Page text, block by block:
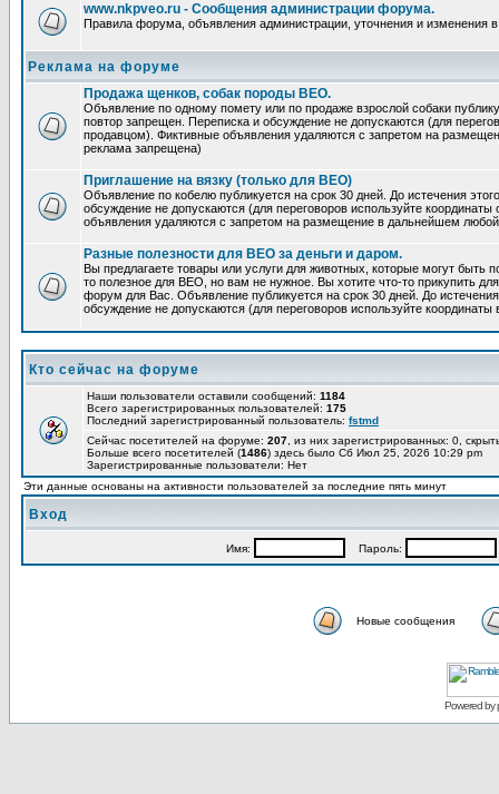
www.nkpveo.ru - Сообщения администрации форума.
Правила форума, объявления администрации, уточнения и изменения
Реклама на форуме
Продажа щенков, собак породы ВЕО.
Объявление по одному помету или по продаже взрослой собаки
повтор запрещен. Переписка и обсуждение не допускаются (для
продавцом). Фиктивные объявления удаляются с запретом на
реклама запрещена)
Приглашение на вязку (только для ВЕО)
Объявление по кобелю публикуется на срок 30 дней. До истечения
обсуждение не допускаются (для переговоров используйте
объявления удаляются с запретом на размещение в дальнейшем
Разные полезности для ВЕО за деньги и даром.
Вы предлагаете товары или услуги для животных, которые могут
то полезное для ВЕО, но вам не нужное. Вы хотите что-то прикупить
форум для Вас. Объявление публикуется на срок 30 дней. До
обсуждение не допускаются (для переговоров используйте
Кто сейчас на форуме
Наши пользователи оставили сообщений: 1184
Всего зарегистрированных пользователей: 175
Последний зарегистрированный пользователь: fstmd
Сейчас посетителей на форуме: 207 , из них зарегистрированных: 0,
Больше всего посетителей (1486) здесь было Сб Июл 25, 2026 10:29 pm
Зарегистрированные пользователи: Нет
Эти данные основаны на активности пользователей за последние пять минут
Вход
Имя: Пароль:
Новые сообщения
Powered by